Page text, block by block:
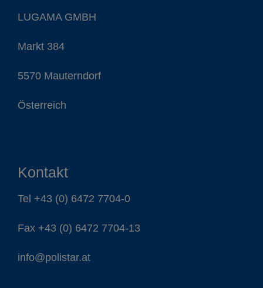
LUGAMA GMBH
Markt 384
5570 Mauterndorf
Österreich
Kontakt
Tel +43 (0) 6472 7704-0
Fax +43 (0) 6472 7704-13
info@polistar.at